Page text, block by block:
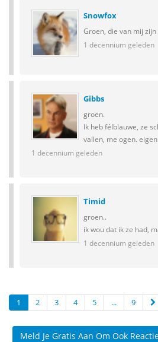
Snowfox
Groen, die van mij
1 decennium geleden
Gibbs
groen.
Ik heb félblauwe, ze
vallen, me ogen.
1 decennium geleden
Timid
groen..
ik wou dat ik ze had,
1 decennium geleden
1 2 3 4 5 ... 9
Meld Je Gratis Aan Om Ook